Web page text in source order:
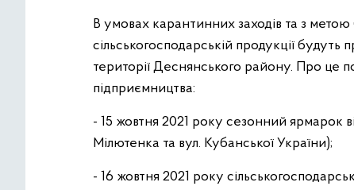
В умовах карантинних заходів та з
сільськогосподарській продукції будуть
території Деснянського району. Про це
підприємництва:
- 15 жовтня 2021 року сезонний ярмарок
Мілютенка та вул. Кубанської України);
- 16 жовтня 2021 року